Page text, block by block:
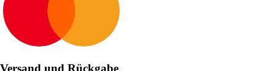
Versand und Rückgabe